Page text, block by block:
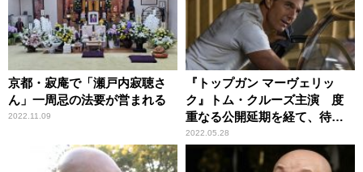
京都・寂庵で「瀬戸内寂聴さ
ん」一周忌の法要が営まれる
2022.11.09
『トップガン マーヴェリッ
ク』トム・クルーズ主演 度
重なる公開延期を経て、待望
のスクリーンへ
2022.05.28